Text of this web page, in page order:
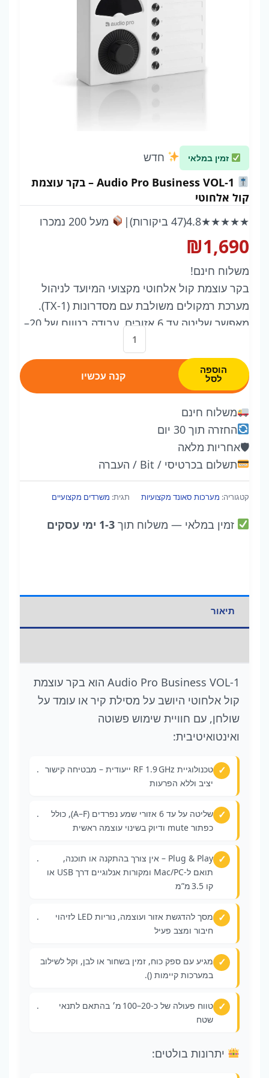
זמין במלאי
חדש
Audio Pro Business VOL‑1 – בקר עוצמת
קול אלחוטי
★★★★★
4.8(47 ביקורות) | מעל 200 נמכרו
₪1,690
משלוח חינם!
בקר עוצמת קול אלחוטי מקצועי המיועד לניהול
מערכת רמקולים משולבת עם מסדרונות (TX‑1).
מאפשר שליטה עד 6 אזורים, עבודה בטווח של 20–
כמות
של
Audio
בקר
אלחוטי
הוספה
לסל קנה עכשיו
משלוח חינם
החזרה תוך 30 יום
🛡אחריות מלאה
תשלום בכרטיסי / Bit / העברה
קטגוריה: מערכות סאונד מקצועיות תגית: משרדים מקצועיים
זמין במלאי — משלוח תוך1-3 ימי עסקים
תיאור
Audio Pro Business VOL‑1 הוא בקר עוצמת
קול אלחוטי היושב על מסילת קיר או עומד על
שולחן, עם חוויית שימוש פשוטה
ואינטואיטיבית:
טכנולוגיית RF 1.9 GHz ייעודית – מבטיחה קישור
יציב וללא הפרעות
.
שליטה על עד 6 אזורי שמע נפרדים (A–F), כולל
כפתור mute ודיוק בשינוי עוצמה ראשית
.
Plug & Play – אין צורך בהתקנה או תוכנה,
תואם ל-Mac/PC ומקורות אנלוגיים דרך USB או
קו 3.5 מ”מ
.
מסך להדגשת אזור ועוצמה, נוריות LED לזיהוי
חיבור ומצב פעיל
.
מגיע עם ספק כוח, זמין בשחור או לבן, וקל לשילוב
במערכות קיימות ().
טווח פעולה של כ‑20–100 מ׳ בהתאם לתנאי
שטח
.
יתרונות בולטים: